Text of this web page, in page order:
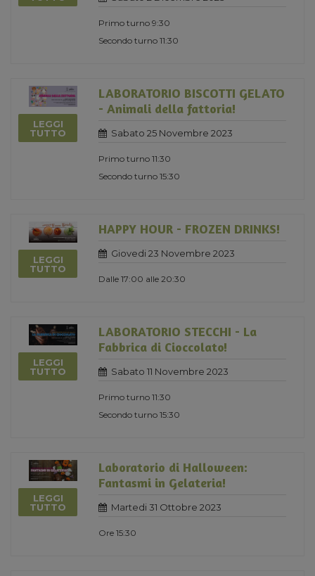
Primo turno 9:30
Secondo turno 11:30
LEGGI
TUTTO
LABORATORIO BISCOTTI GELATO
- Animali della fattoria!
Sabato 25 Novembre 2023
Primo turno 11:30
Secondo turno 15:30
LEGGI
TUTTO
HAPPY HOUR - FROZEN DRINKS!
Giovedi 23 Novembre 2023
Dalle 17:00 alle 20:30
LEGGI
TUTTO
LABORATORIO STECCHI - La
Fabbrica di Cioccolato!
Sabato 11 Novembre 2023
Primo turno 11:30
Secondo turno 15:30
LEGGI
TUTTO
Laboratorio di Halloween:
Fantasmi in Gelateria!
Martedi 31 Ottobre 2023
Ore 15:30